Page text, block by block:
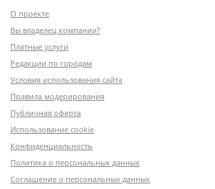
О проекте
Вы владелец компании?
Платные услуги
Редакции по городам
Условия использования сайта
Правила модерирования
Публичная оферта
Использование cookie
Конфиденциальность
Политика о персональных данных
Соглашение о персональных данных